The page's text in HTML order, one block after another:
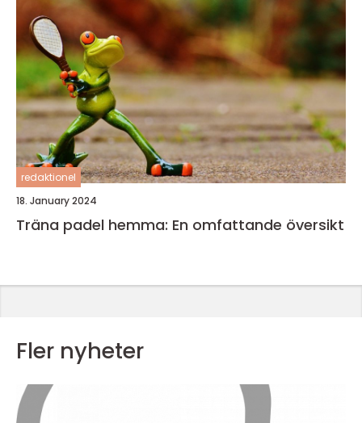
redaktionel
18. January 2024
Träna padel hemma: En omfattande översikt
Fler nyheter